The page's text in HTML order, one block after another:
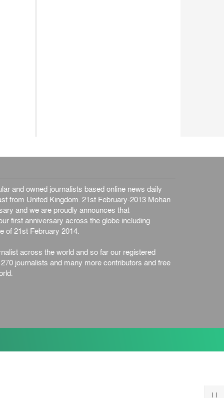
and owned journalists based online news daily
from United Kingdom. 21st February-2013 Mohan
and we are proudly announces that
first anniversary across the globe including
of 21st February 2014.
across the world and so far our registered
journalists and many more contributors and free